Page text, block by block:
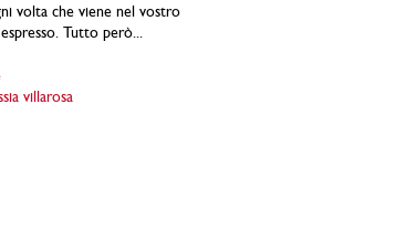
volta che viene nel vostro
Tutto però...
villarosa